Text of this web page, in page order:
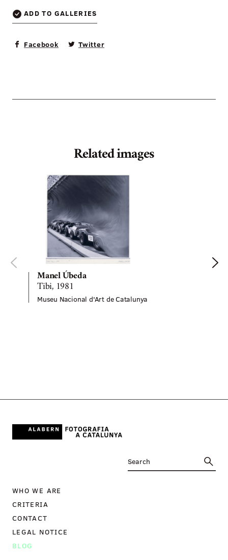
ADD TO GALLERIES
Facebook Twitter
Related images
Manel Úbeda
Tibi, 1981
Museu Nacional d'Art de Catalunya
WHO WE ARE
CRITERIA
CONTACT
LEGAL NOTICE
BLOG